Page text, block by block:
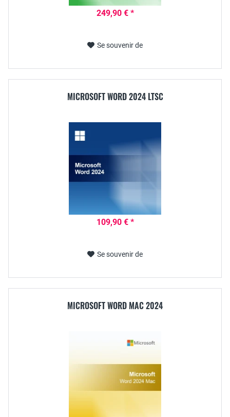
249,90 € *
Se souvenir de
MICROSOFT WORD 2024 LTSC
109,90 € *
Se souvenir de
MICROSOFT WORD MAC 2024